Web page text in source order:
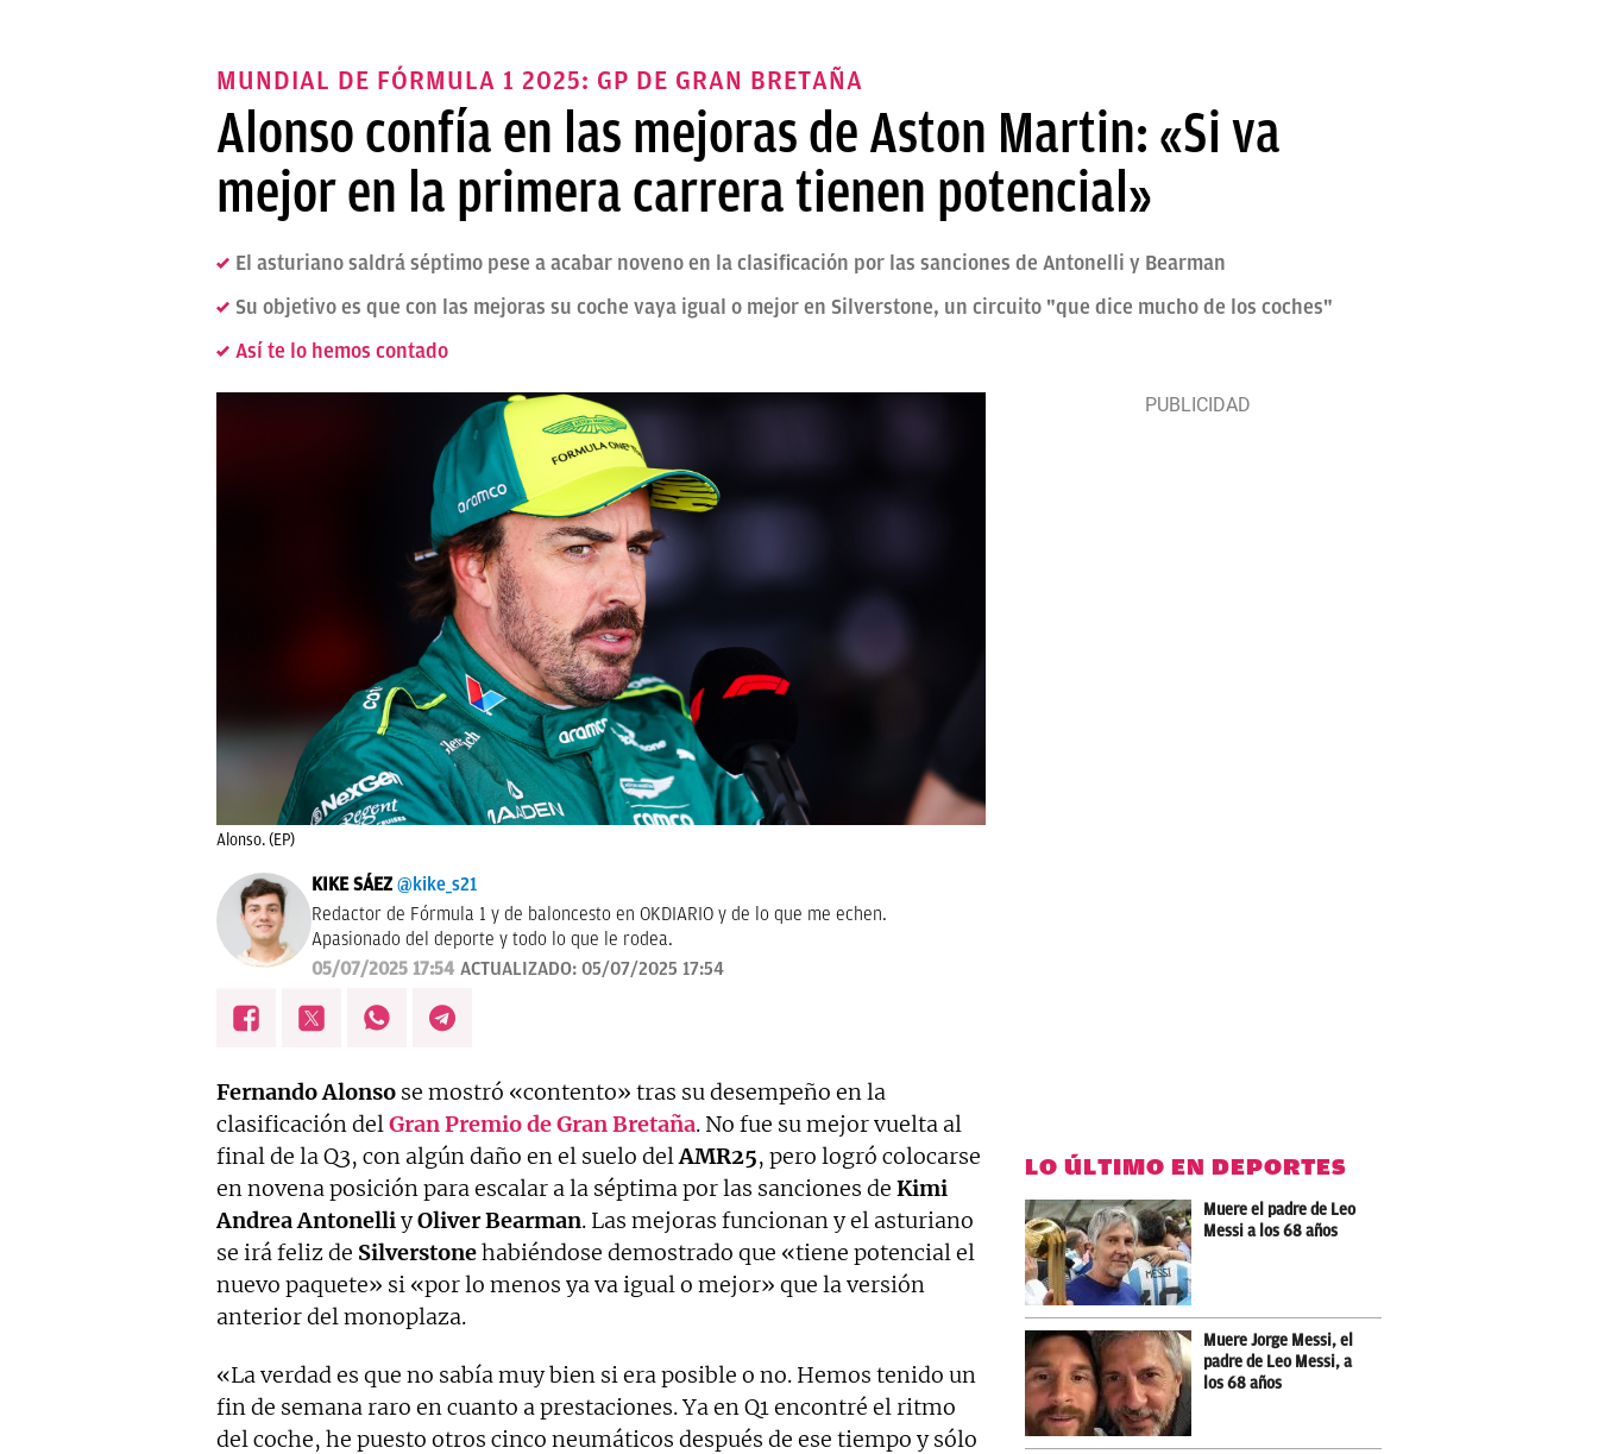
MUNDIAL DE FÓRMULA 1 2025: GP DE GRAN BRETAÑA
Alonso confía en las mejoras de Aston Martin: «Si va
mejor en la primera carrera tienen potencial»
El asturiano saldrá séptimo pese a acabar noveno en la clasificación por las sanciones de Antonelli y Bearman
Su objetivo es que con las mejoras su coche vaya igual o mejor en Silverstone, un circuito "que dice mucho de los coches"
Así te lo hemos contado
Alonso. (EP)
KIKE SÁEZ @kike_s21
Redactor de Fórmula 1 y de baloncesto en OKDIARIO y de lo que me echen.
Apasionado del deporte y todo lo que le rodea.
05/07/2025 17:54 ACTUALIZADO: 05/07/2025 17:54
Fernando Alonso se mostró «contento» tras su desempeño en la
clasificación delGran Premio de Gran Bretaña. No fue su mejor vuelta al
final de la Q3, con algún daño en el suelo delAMR25, pero logró colocarse
en novena posición para escalar a la séptima por las sanciones de Kimi
Andrea AntonelliyOliver Bearman. Las mejoras funcionan y el asturiano
se irá feliz de Silverstonehabiéndose demostrado que «tiene potencial el
nuevo paquete» si «por lo menos ya va igual o mejor» que la versión
anterior del monoplaza.
«La verdad es que no sabía muy bien si era posible o no. Hemos tenido un
fin de semana raro en cuanto a prestaciones. Ya en Q1 encontré el ritmo
del coche, he puesto otros cinco neumáticos después de ese tiempo y sólo
LO ÚLTIMO EN DEPORTES
Muere el padre de Leo
Messi a los 68 años
Muere Jorge Messi, el
padre de Leo Messi, a
los 68 años